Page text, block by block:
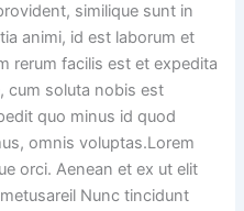
similique sunt in
animi, id est laborum et
rerum facilis est et expedita
cum soluta nobis est
quo minus id quod
omnis voluptas.Lorem
orci. Aenean et ex ut elit
Nunc tincidunt